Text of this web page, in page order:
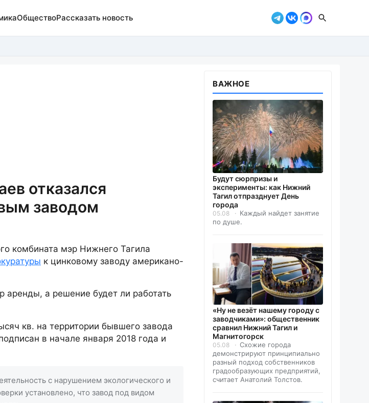
ОбществоРассказать новость
отказался
заводом
комбината мэр Нижнего Тагила
к цинковому заводу американо-
аренды, а решение будет ли работать
кв. на территории бывшего завода
в начале января 2018 года и
с нарушением экологического и
установлено, что завод под видом
ВАЖНОЕ
Будут сюрпризы и
эксперименты: как Нижний
Тагил отпразднует День
города
05.08
Каждый найдет занятие
по душе.
«Ну не везёт нашему городу с
заводчиками»: общественник
сравнил Нижний Тагил и
Магнитогорск
05.08
Схожие города
демонстрируют принципиально
разный подход собственников
градообразующих предприятий,
считает Анатолий Толстов.